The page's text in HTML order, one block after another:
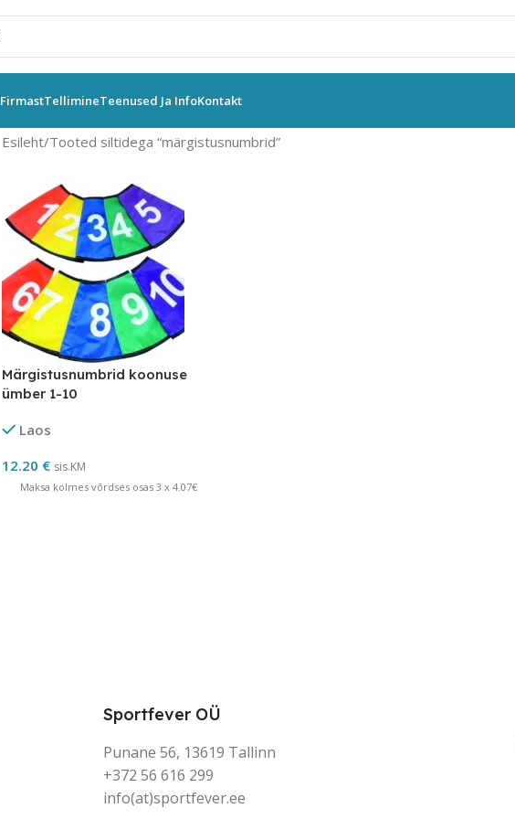
FirmastTellimineTeenused Ja InfoKontakt
Esileht Tooted siltidega “märgistusnumbrid”
Märgistusnumbrid koonuse
ümber 1-10
Laos
12.20 € sis.KM
Maksa kolmes võrdses osas 3 x 4.07€
Sportfever OÜ
Punane 56, 13619 Tallinn
+372 56 616 299
info(at)sportfever.ee